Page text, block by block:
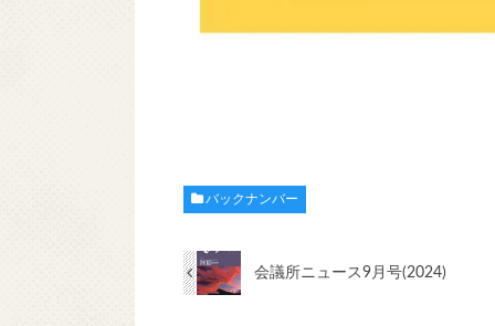
バックナンバー
会議所ニュース9月号(2024)